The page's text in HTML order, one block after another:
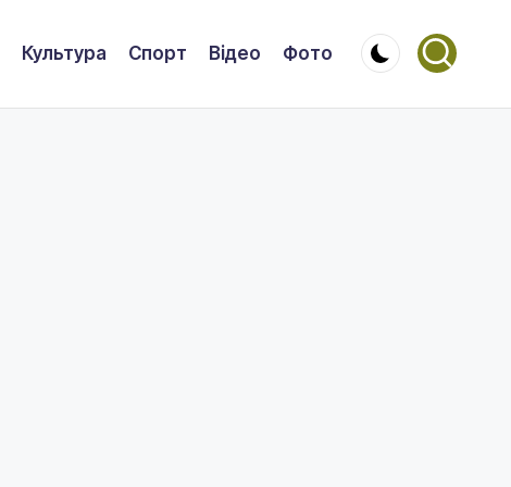
Культура Спорт Відео Фото